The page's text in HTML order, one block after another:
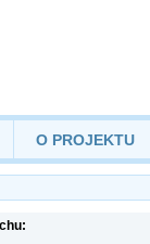
O PROJEKTU